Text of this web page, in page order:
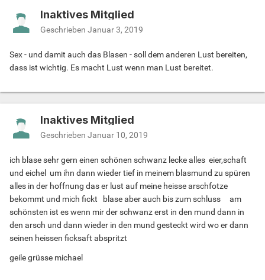
Inaktives Mitglied
Geschrieben Januar 3, 2019
Sex - und damit auch das Blasen - soll dem anderen Lust bereiten,
dass ist wichtig. Es macht Lust wenn man Lust bereitet.
Inaktives Mitglied
Geschrieben Januar 10, 2019
ich blase sehr gern einen schönen schwanz lecke alles eier,schaft
und eichel um ihn dann wieder tief in meinem blasmund zu spüren
alles in der hoffnung das er lust auf meine heisse arschfotze
bekommt und mich fickt blase aber auch bis zum schluss am
schönsten ist es wenn mir der schwanz erst in den mund dann in
den arsch und dann wieder in den mund gesteckt wird wo er dann
seinen heissen ficksaft abspritzt
geile grüsse michael